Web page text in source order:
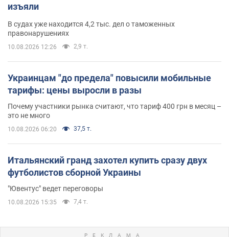
изъяли
В судах уже находится 4,2 тыс. дел о таможенных
правонарушениях
10.08.2026 12:26 2,9 т.
Украинцам "до предела" повысили мобильные
тарифы: цены выросли в разы
Почему участники рынка считают, что тариф 400 грн в месяц –
это не много
10.08.2026 06:20 37,5 т.
Итальянский гранд захотел купить сразу двух
футболистов сборной Украины
"Ювентус" ведет переговоры
10.08.2026 15:35 7,4 т.